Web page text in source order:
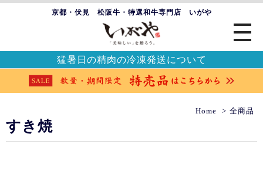
京都・伏見 松阪牛・特選和牛専門店 いがや
猛暑日の精肉の冷凍発送について
Home 全商品
すき焼